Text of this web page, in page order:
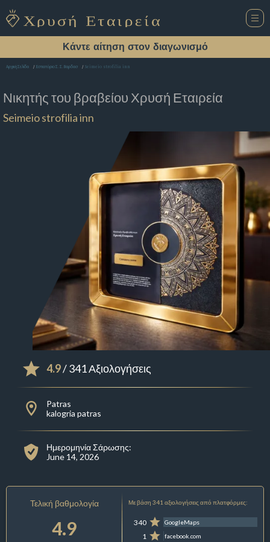
Κάντε αίτηση στον διαγωνισμό
Αρχική Σελίδα Εστιατόριο Σ. Σ. Βαρδασ Seimeio strofilia inn
Νικητής του βραβείου Χρυσή Εταιρεία
Seimeio strofilia inn
4.9/ 341 Αξιολογήσεις
Patras
kalogria patras
Ημερομηνία Σάρωσης:
June 14, 2026
Τελική βαθμολογία
4.9
Με βάση 341 αξιολογήσεις από πλατφόρμες:
340 GoogleMaps
1 facebook.com